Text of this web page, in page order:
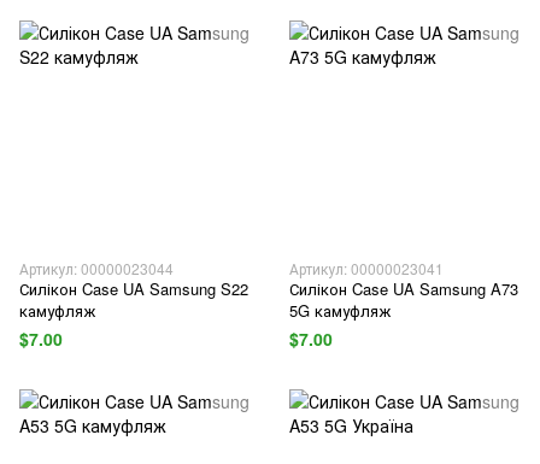
Артикул: 00000023044
Силікон Case UA Samsung S22
камуфляж
$7.00
Артикул: 00000023041
Силікон Case UA Samsung A73
5G камуфляж
$7.00